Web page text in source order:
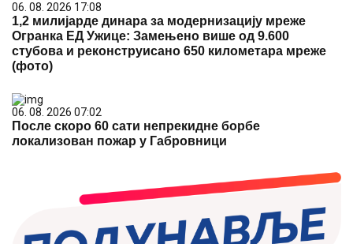
06. 08. 2026 17:08
1,2 милијарде динара за модернизацију мреже
Огранка ЕД Ужице: Замењено више од 9.600
стубова и реконструисано 650 километара мреже
(фото)
06. 08. 2026 07:02
После скоро 60 сати непрекидне борбе
локализован пожар у Габровници